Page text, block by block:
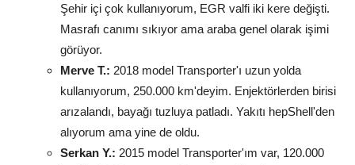
Şehir içi çok kullanıyorum, EGR valfi iki kere değişti.
Masrafı canımı sıkıyor ama araba genel olarak işimi
görüyor.
Merve T.: 2018 model Transporter'ı uzun yolda
kullanıyorum, 250.000 km'deyim. Enjektörlerden birisi
arızalandı, bayağı tuzluya patladı. Yakıtı hepShell'den
alıyorum ama yine de oldu.
Serkan Y.: 2015 model Transporter'ım var, 120.000